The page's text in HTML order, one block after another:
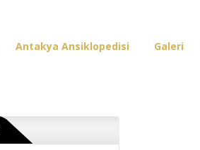
Antakya Ansiklopedisi Galeri